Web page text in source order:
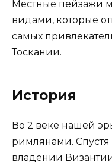
Местные пейзажи
видами, которые
самых
Тоскании.
История
Во 2 веке нашей
римлянами. Спустя
владении